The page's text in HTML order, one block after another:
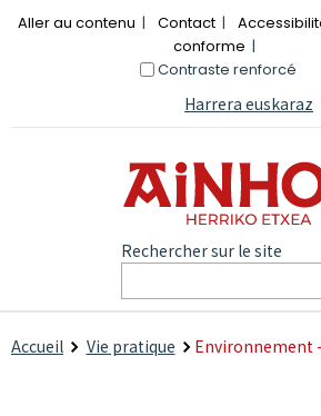
Aller au contenu Contact
conforme
Contraste renforcé
Harrera euskaraz
Rechercher sur le site
Accueil Vie pratique Environnement